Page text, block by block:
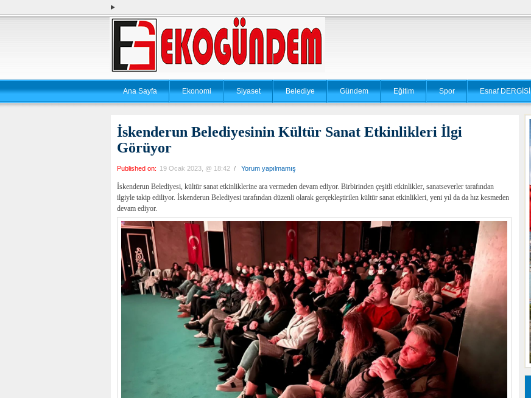
Ana Sayfa Ekonomi Siyaset Belediye Gündem Eğitim Spor Esnaf DERGİSİ
İskenderun Belediyesinin Kültür Sanat Etkinlikleri İlgi
Görüyor
Published on: 19 Ocak 2023, @ 18:42 / Yorum yapılmamış
İskenderun Belediyesi, kültür sanat etkinliklerine ara vermeden devam ediyor. Birbirinden çeşitli etkinlikler, sanatseverler tarafından
ilgiyle takip ediliyor. İskenderun Belediyesi tarafından düzenli olarak gerçekleştirilen kültür sanat etkinlikleri, yeni yıl da da hız kesmeden
devam ediyor.